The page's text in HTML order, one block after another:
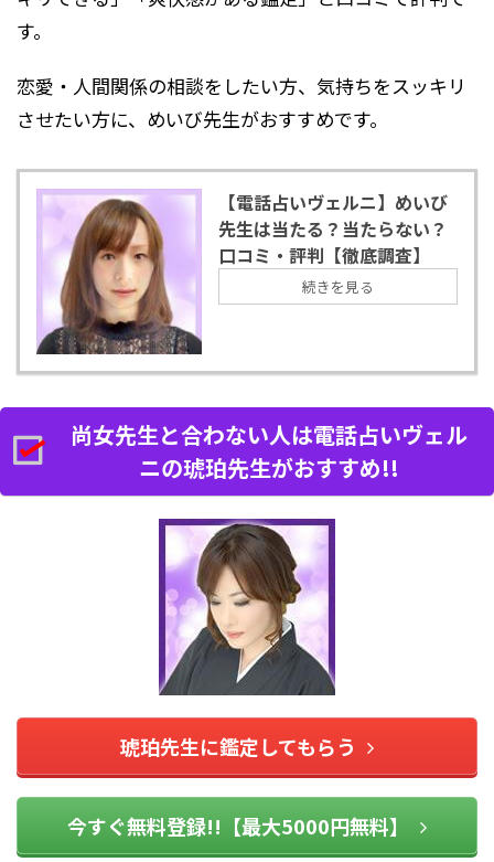
す。
恋愛・人間関係の相談をしたい方、気持ちをスッキリ
させたい方に、めいび先生がおすすめです。
【電話占いヴェルニ】めいび
先生は当たる？当たらない？
口コミ・評判【徹底調査】
続きを見る
尚女先生と合わない人は電話占いヴェル
ニの琥珀先生がおすすめ!!
琥珀先生に鑑定してもらう
今すぐ無料登録!!【最大5000円無料】